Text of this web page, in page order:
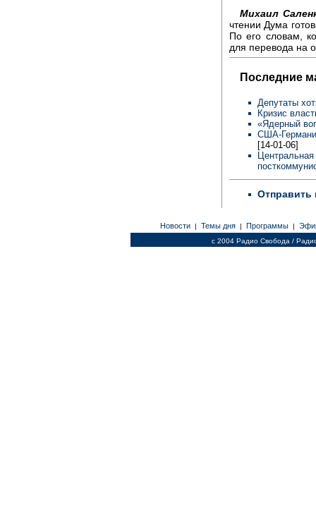
Михаил
чтении Дума
По его словам,
для перевода на
Последние
Депутаты
Кризис
«Ядерный
США-
[14-01-06]
Отправить
Новости | Темы дня | Программы |
c 2004 Радио Свобода /